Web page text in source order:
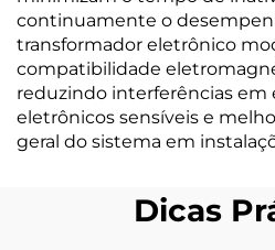
continuamente o
transformador eletrônico
compatibilidade
reduzindo interferências
eletrônicos sensíveis e
geral do sistema em
Dicas